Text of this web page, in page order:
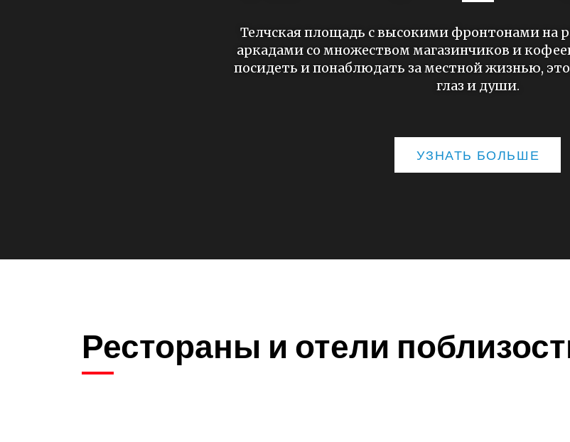
Телчская площадь с высокими фронтонами на
аркадами со множеством магазинчиков и
посидеть и понаблюдать за местной жизнью,
глаз и души.
УЗНАТЬ БОЛЬШЕ
Рестораны и отели